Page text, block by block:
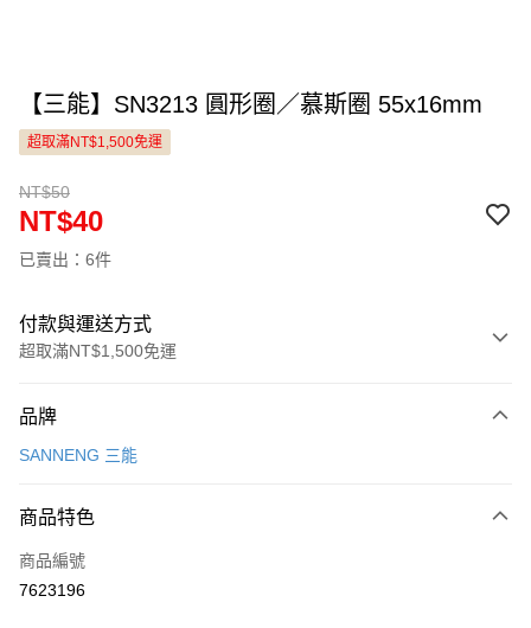
【三能】SN3213 圓形圈／慕斯圈 55x16mm
超取滿NT$1,500免運
NT$50
NT$40
已賣出：6件
付款與運送方式
超取滿NT$1,500免運
信用卡一次付款
Apple Pay
悠遊付
品牌
SANNENG 三能
商品特色
商品編號
7623196